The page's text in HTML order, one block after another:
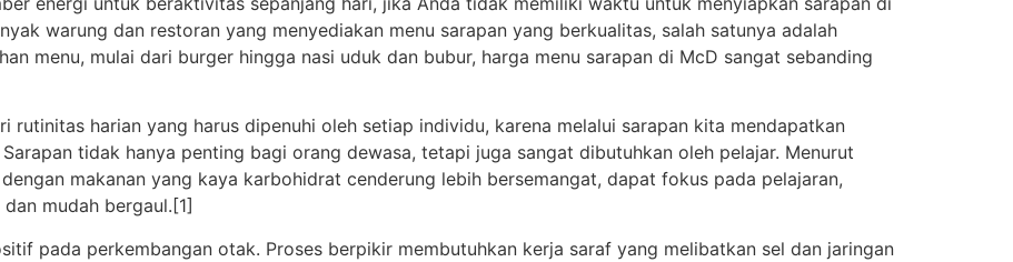
warung dan restoran yang menyediakan menu sarapan yang berkualitas, salah satunya adalah
menu, mulai dari burger hingga nasi uduk dan bubur, harga menu sarapan di McD sangat sebanding
rutinitas harian yang harus dipenuhi oleh setiap individu, karena melalui sarapan kita mendapatkan
tidak hanya penting bagi orang dewasa, tetapi juga sangat dibutuhkan oleh pelajar. Menurut
makanan yang kaya karbohidrat cenderung lebih bersemangat, dapat fokus pada pelajaran,
mudah bergaul.[1]
pada perkembangan otak. Proses berpikir membutuhkan kerja saraf yang melibatkan sel dan jaringan